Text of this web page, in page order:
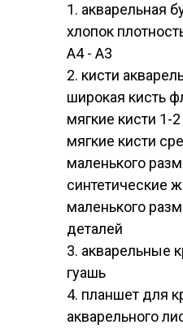
1. акварельная
хлопок
А4 - А3
2. кисти
широкая кисть
мягкие кисти 1-
мягкие кисти
маленького
синтетические
маленького
деталей
3. акварельные
гуашь
4. планшет для
акварельного